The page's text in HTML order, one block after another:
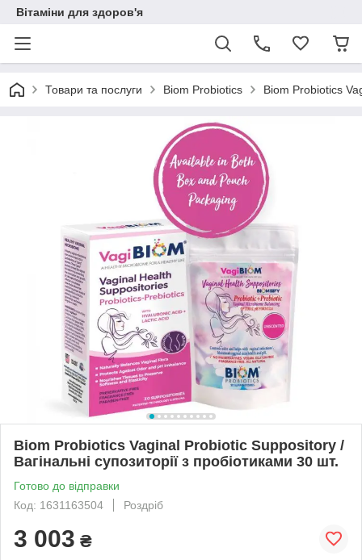
Вітаміни для здоров'я
Товари та послуги Biom Probiotics Biom Probiotics
Biom Probiotics Vaginal Probiotic Suppository /
Вагінальні супозиторії з пробіотиками 30 шт.
Готово до відправки
Код: 1631163504
Роздріб
3 003 ₴